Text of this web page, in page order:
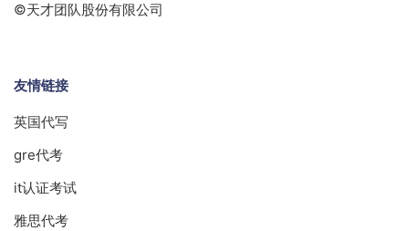
©天才团队股份有限公司
友情链接
英国代写
gre代考
it认证考试
雅思代考